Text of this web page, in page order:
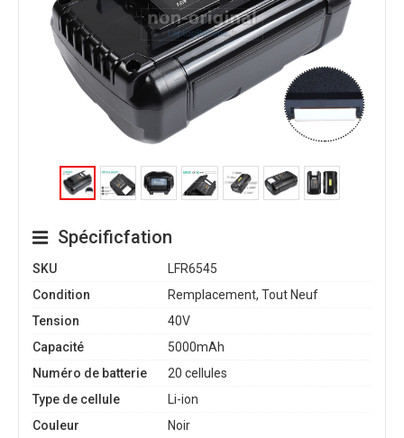
Spécificfation
SKU
LFR6545
Condition
Remplacement, Tout Neuf
Tension
40V
Capacité
5000mAh
Numéro de batterie
20 cellules
Type de cellule
Li-ion
Couleur
Noir